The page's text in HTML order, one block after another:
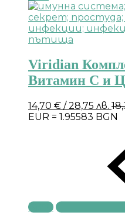
Viridian
Витамин С и
14,70 € / 28,75 лв.
EUR = 1.95583 BGN
Купи